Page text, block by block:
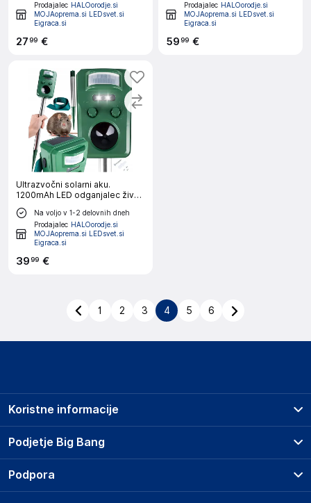
Prodajalec HALOorodje.si
MOJAoprema.si LEDsvet.si
Eigraca.si
2799 €
Prodajalec HALOorodje.si
MOJAoprema.si LEDsvet.si
Eigraca.si
5999 €
Ultrazvočni solarni aku.
1200mAh LED odganjalec živali
s senzorjem gibanja
Na voljo v 1-2 delovnih dneh
Prodajalec HALOorodje.si
MOJAoprema.si LEDsvet.si
Eigraca.si
3999 €
1 2 3 4 5 6
Podjetje Big Bang
O podjetju
Koristne informacije
Prodajna mesta
Storitve
Dostava, vnos in odvoz
Podpora